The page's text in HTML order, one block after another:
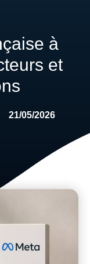
à
et
21/05/2026